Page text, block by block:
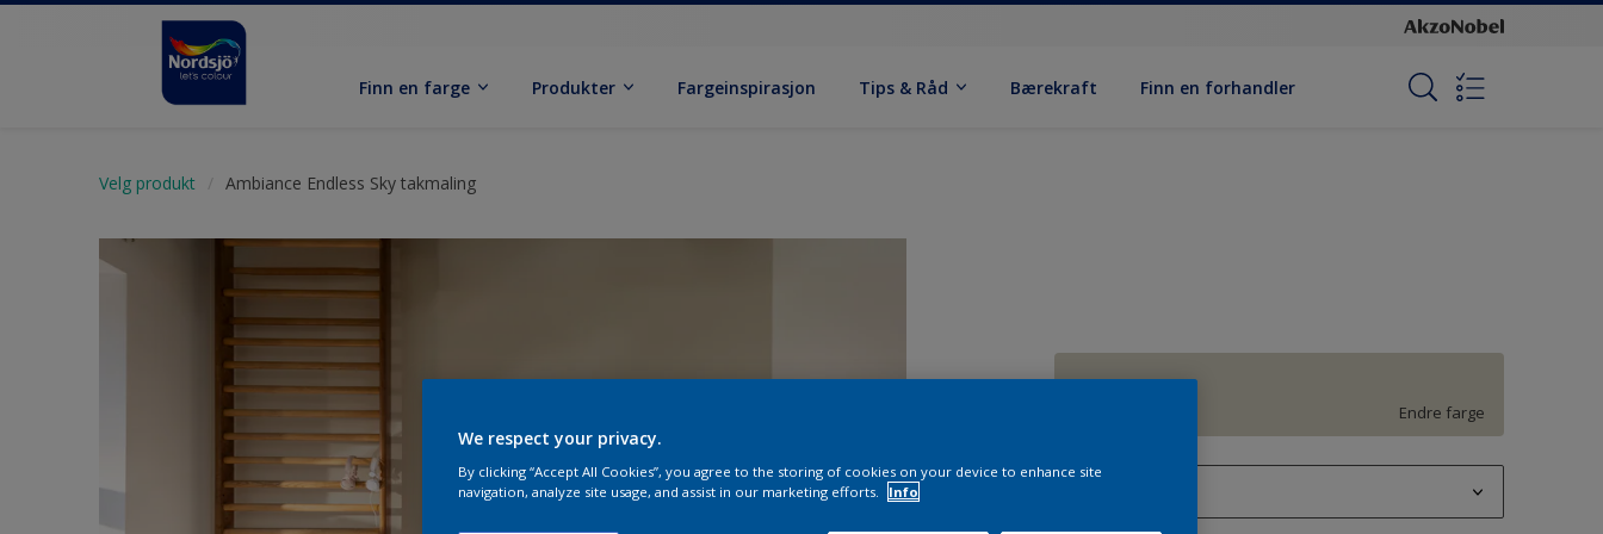
Finn en farge Produkter Fargeinspirasjon Tips & Råd Bærekraft Finn en forhandler
Velg produkt Ambiance Endless Sky takmaling
G4.05.77
Endre farge
We respect your privacy.
By clicking “Accept All Cookies”, you agree to the storing of cookies on your device to enhance site
navigation, analyze site usage, and assist in our marketing efforts.
Info